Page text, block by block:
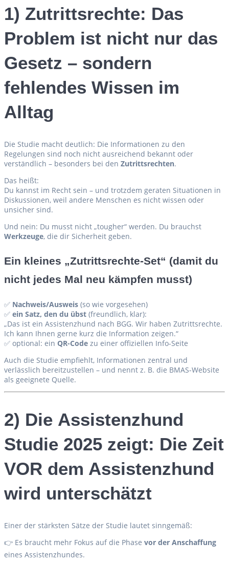
1) Zutrittsrechte: Das
Problem ist nicht nur das
Gesetz – sondern
fehlendes Wissen im
Alltag
Die Studie macht deutlich: Die Informationen zu den
Regelungen sind noch nicht ausreichend bekannt oder
verständlich – besonders bei den Zutrittsrechten.
Das heißt:
Du kannst im Recht sein – und trotzdem geraten Situationen in
Diskussionen, weil andere Menschen es nicht wissen oder
unsicher sind.
Und nein: Du musst nicht „tougher“ werden. Du brauchst
Werkzeuge, die dir Sicherheit geben.
Ein kleines „Zutrittsrechte-Set“ (damit du
nicht jedes Mal neu kämpfen musst)
✅ Nachweis/Ausweis (so wie vorgesehen)
✅ ein Satz, den du übst (freundlich, klar):
„Das ist ein Assistenzhund nach BGG. Wir haben Zutrittsrechte.
Ich kann Ihnen gerne kurz die Information zeigen.“
✅ optional: ein QR-Code zu einer offiziellen Info-Seite
Auch die Studie empfiehlt, Informationen zentral und
verlässlich bereitzustellen – und nennt z. B. die BMAS-Website
als geeignete Quelle.
2) Die Assistenzhund
Studie 2025 zeigt: Die Zeit
VOR dem Assistenzhund
wird unterschätzt
Einer der stärksten Sätze der Studie lautet sinngemäß:
👉 Es braucht mehr Fokus auf die Phase vor der Anschaffung
eines Assistenzhundes.